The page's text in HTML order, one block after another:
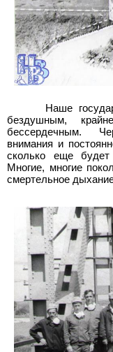
Наше
бездушным,
бессердечным.
внимания и
сколько еще
Многие, многие
смертельное